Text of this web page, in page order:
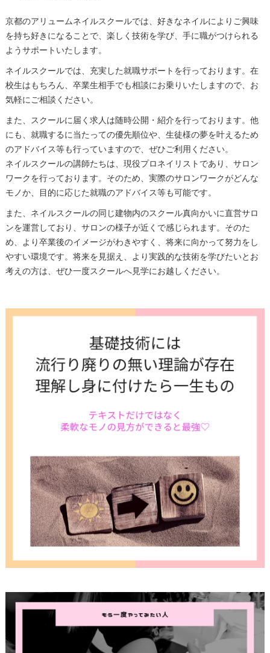
京都のアリュームネイルスクールでは、好きなネイルによりご興味
を持ち好きになることで、楽しく技術を学び、手に職がつけられる
ようサポートいたします。
ネイルスクールでは、充実した就職サポートを行っております。在
校生はもちろん、卒業生相手でも相談にお乗りいたしますので、お
気軽にご相談ください。
また、スクールに届く求人は随時公開・紹介を行っております。他
にも、就職するに当たっての優先順位や、生徒様の夢を叶えるため
のアドバイス等も行っていますので、ぜひご利用ください。
ネイルスクールの講師たちは、現役プロネイリストであり、サロン
ワークを行っております。そのため、実際のサロンワークがどんな
モノか、目的に応じた就職のアドバイス等も可能です。
また、ネイルスクールの同じ建物内のスクール真向かいに直営サロ
ンを運営しており、サロンの様子が近くで感じられます。そのた
め、より卒業後のイメージがわきやすく、将来に向かって努力をし
やすい環境です。将来を見据え、より実践的な技術を学びたいとお
考えの方は、ぜひ一度スクールへ見学にお越しください。